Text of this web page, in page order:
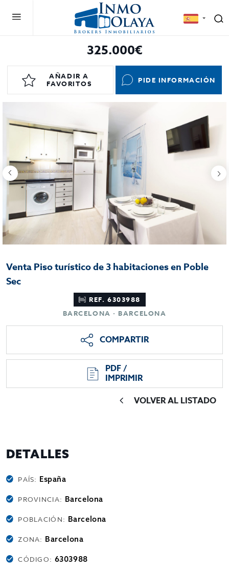
325.000€
AÑADIR A
FAVORITOS
PIDE INFORMACIÓN
Venta Piso turístico de 3 habitaciones en Poble
Sec
REF. 6303988
BARCELONA · BARCELONA
COMPARTIR
PDF /
IMPRIMIR
VOLVER AL LISTADO
DETALLES
PAÍS: España
PROVINCIA: Barcelona
POBLACIÓN: Barcelona
ZONA: Barcelona
CÓDIGO: 6303988